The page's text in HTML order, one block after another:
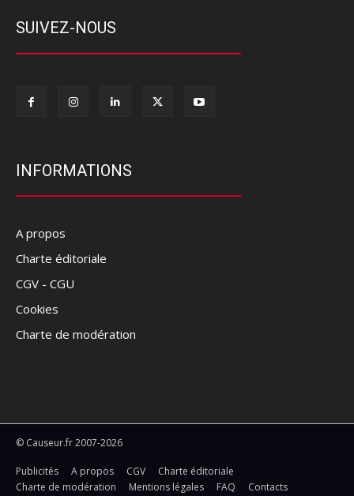
SUIVEZ-NOUS
INFORMATIONS
A propos
Charte éditoriale
CGV - CGU
Cookies
Charte de modération
© Causeur.fr 2007-2026
Publicités A propos CGV
Charte éditoriale
Charte de modération
Mentions légales FAQ Contacts